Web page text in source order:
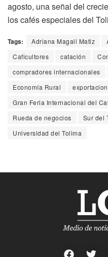
agosto, una señal del
los cafés especiales del
Tags: Adriana Magali Matiz
Caficultores
catación
compradores internacionales
Economía Rural
Gran Feria Internacional del
Rueda de negocios
Sur del
Universidad del Tolima